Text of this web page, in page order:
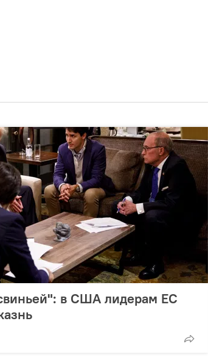
в США лидерам ЕС